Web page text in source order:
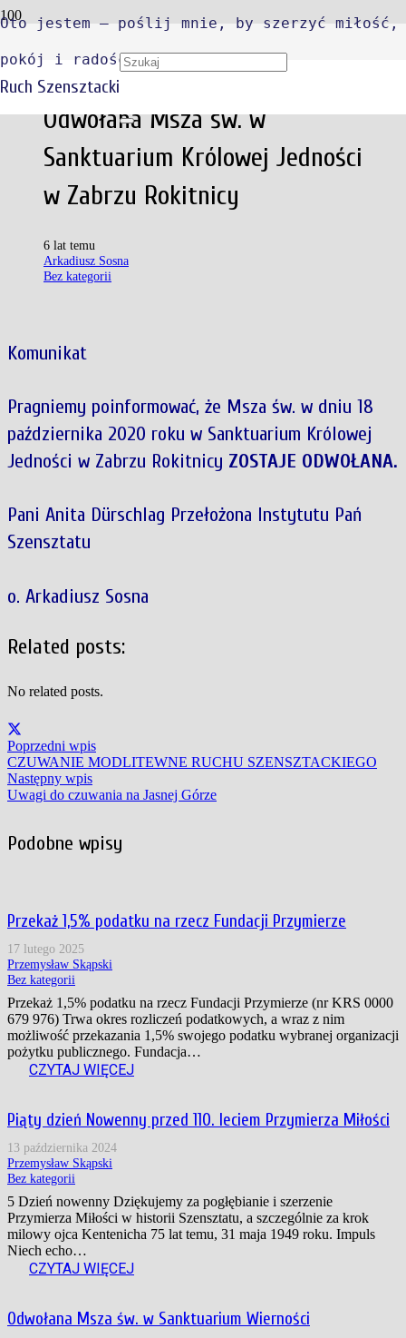
Oto jestem – poślij mnie, by szerzyć miłość,
pokój i radość
Ruch Szensztacki
Odwołana Msza św. w
Sanktuarium Królowej Jedności
w Zabrzu Rokitnicy
6 lat temu
Arkadiusz Sosna
Bez kategorii
Komunikat
Pragniemy poinformować, że Msza św. w dniu 18
października 2020 roku w Sanktuarium Królowej
Jedności w Zabrzu Rokitnicy ZOSTAJE ODWOŁANA.
Pani Anita Dürschlag Przełożona Instytutu Pań
Szensztatu
o. Arkadiusz Sosna
Related posts:
No related posts.
Poprzedni wpis
CZUWANIE MODLITEWNE RUCHU SZENSZTACKIEGO
Następny wpis
Uwagi do czuwania na Jasnej Górze
Podobne wpisy
Przekaż 1,5% podatku na rzecz Fundacji Przymierze
17 lutego 2025
Przemysław Skąpski
Bez kategorii
Przekaż 1,5% podatku na rzecz Fundacji Przymierze (nr KRS 0000
679 976) Trwa okres rozliczeń podatkowych, a wraz z nim
możliwość przekazania 1,5% swojego podatku wybranej organizacji
pożytku publicznego. Fundacja…
CZYTAJ WIĘCEJ
Piąty dzień Nowenny przed 110. leciem Przymierza Miłości
13 października 2024
Przemysław Skąpski
Bez kategorii
5 Dzień nowenny Dziękujemy za pogłębianie i szerzenie
Przymierza Miłości w historii Szensztatu, a szczególnie za krok
milowy ojca Kentenicha 75 lat temu, 31 maja 1949 roku. Impuls
Niech echo…
CZYTAJ WIĘCEJ
Odwołana Msza św. w Sanktuarium Wierności